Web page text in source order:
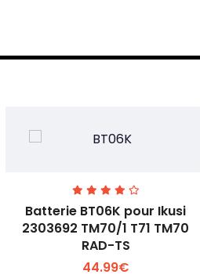
Voir plus +
Batterie BT06K pour Ikusi
2303692 TM70/1 T71 TM70
RAD-TS
44.99€